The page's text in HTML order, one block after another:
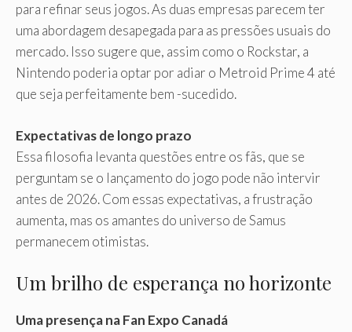
para refinar seus jogos. As duas empresas parecem ter
uma abordagem desapegada para as pressões usuais do
mercado. Isso sugere que, assim como o Rockstar, a
Nintendo poderia optar por adiar o Metroid Prime 4 até
que seja perfeitamente bem -sucedido.
Expectativas de longo prazo
Essa filosofia levanta questões entre os fãs, que se
perguntam se o lançamento do jogo pode não intervir
antes de 2026. Com essas expectativas, a frustração
aumenta, mas os amantes do universo de Samus
permanecem otimistas.
Um brilho de esperança no horizonte
Uma presença na Fan Expo Canadá